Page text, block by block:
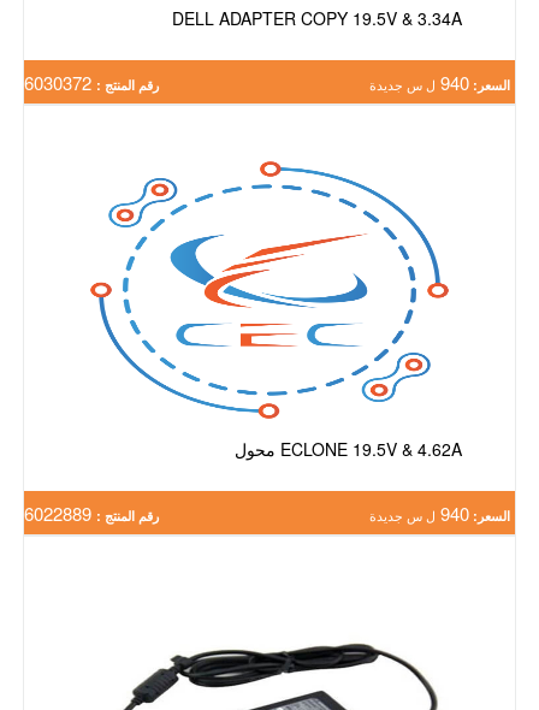
DELL ADAPTER COPY 19.5V & 3.34A
السعر: 940 ل س جديدة رقم المنتج :
ECLONE 19.5V & 4.62A محول
السعر: 940 ل س جديدة رقم المنتج :